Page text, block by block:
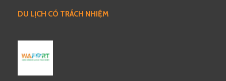
DU LỊCH CÓ TRÁCH NHIỆM